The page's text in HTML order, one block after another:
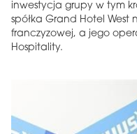
inwestycja grupy w tym
spółka Grand Hotel
franczyzowej, a jego
Hospitality.